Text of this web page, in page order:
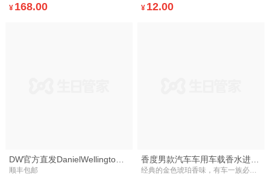
¥ 168.00 ¥ 12.00
DW官方直发DanielWellington 新品 丹尼尔惠灵顿DW黑手表尼龙带男表黑表盘
顺丰包邮